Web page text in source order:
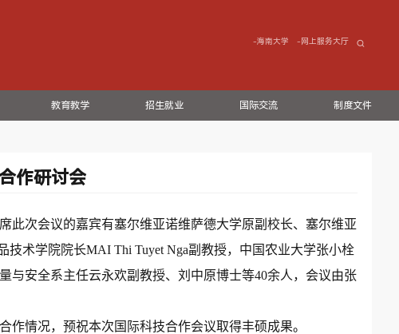
-海南大学 -网上服务大厅
教育教学 招生就业 国际交流 制度文件
作研讨会
此次会议的嘉宾有塞尔维亚诺维萨德大学原副校长、塞尔维亚
技术学院院长MAI Thi Tuyet Nga副教授，中国农业大学张小栓
与安全系主任云永欢副教授、刘中原博士等40余人，会议由张
作情况，预祝本次国际科技合作会议取得丰硕成果。